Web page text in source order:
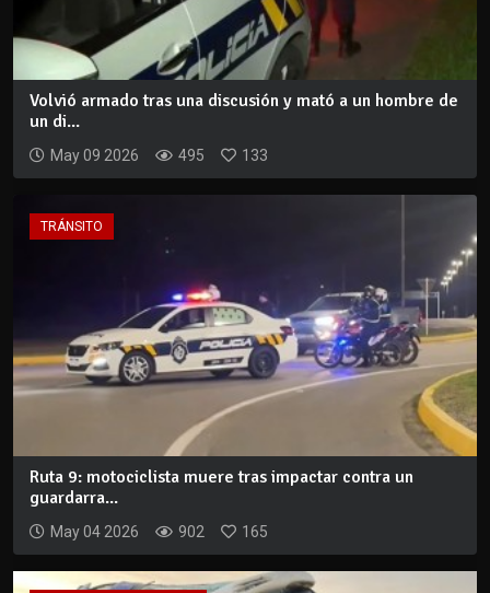
Volvió armado tras una discusión y mató a un hombre de
un di...
May 09 2026 495 133
TRÁNSITO
Ruta 9: motociclista muere tras impactar contra un
guardarra...
May 04 2026 902 165